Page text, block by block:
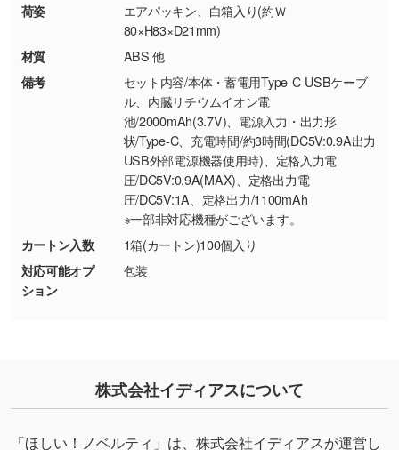
ター部分の輪郭がはっきりしているデータは切
り抜き処理が可能です。→詳しく見る
・持っているデータの背景が足りない／塗り足
しの作り方が分からない
印刷したいデータが印刷範囲よりも小さい場
合、シンプルな色・柄の背景であれば拡張が可
詳しく見る
・デザインにQRコードを入れたい／QRコード
を生成してほしい
URLをご指定いただければ、QRコードを生成
いたします。配置のご相談にも応じています。
→
荷姿
エアパッキン、白箱入り(約Ｗ
80×H83×D21mm)
材質
ABS 他
備考
セット内容/本体・蓄電用Type-C-USBケーブ
ル、内臓リチウムイオン電
池/2000mAh(3.7V)、電源入力・出力形
状/Type-C、充電時間/約3時間(DC5V:0.9A出力
USB外部電源機器使用時)、定格入力電
圧/DC5V:0.9A(MAX)、定格出力電
圧/DC5V:1A、定格出力/1100mAh
※一部非対応機種がございます。
カートン入数
1箱(カートン)100個入り
対応可能オプ
ション
包装
株式会社イディアスについて
「ほしい！ノベルティ」は、株式会社イディアスが運営し